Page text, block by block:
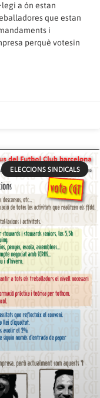
a ón estan
que estan
i
perquè votesin
ELECCIONS SINDICALS